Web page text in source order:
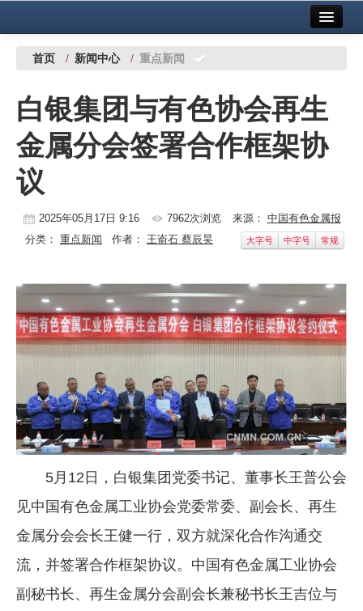
中国有色金属报社主办 广告服务
铜镍铅锌
铝
稀有稀土
有色市场
科技
镁钛
地矿 建设
企业文化
《资源再生》杂志
行情报价
数字报
首页 / 新闻中心 / 重点新闻
白银集团与有色协会再生
金属分会签署合作框架协
议
2025年05月17日 9:16 7962次浏览 来源： 中国有色金属报
分类： 重点新闻 作者： 王嵛石 蔡辰昊 大字号 中字号 常规
5月12日，白银集团党委书记、董事长王普公会
见中国有色金属工业协会党委常委、副会长、再生
金属分会会长王健一行，双方就深化合作沟通交
流，并签署合作框架协议。中国有色金属工业协会
副秘书长、再生金属分会副会长兼秘书长王吉位与